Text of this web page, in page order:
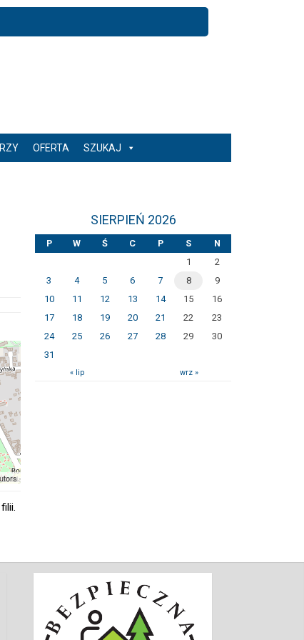
OFERTA SZUKAJ
SIERPIEŃ 2026
P W Ś C P S
N
1
2
3
4 5 6 7 8
9
10
11 12 13 14 15
16
17
18 19 20 21 22
23
24
25 26 27 28 29
30
31
« lip wrz »